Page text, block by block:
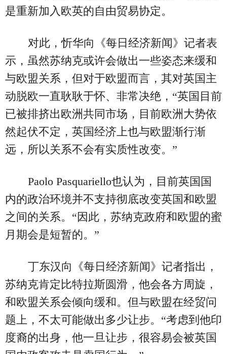
是重新加入欧英的自由贸易协定。
对此，忻华向《每日经济新闻》记者表
示，虽然苏纳克或许会做出一些姿态来缓和
与欧盟关系，但对于欧盟而言，其对英国主
动脱欧一直耿耿于怀、非常决绝，“英国目前
已被排挤出欧洲共同市场，目前欧洲大势依
然起伏不定，英国经济上也与欧盟渐行渐
远，所以关系不会有实质性改变。”
Paolo Pasquariello也认为，目前英国国
内的政治环境并不支持彻底改变英国和欧盟
之间的关系。“因此，苏纳克政府和欧盟的蜜
月期会是短暂的。”
丁东汉向《每日经济新闻》记者指出，
苏纳克肯定比特拉斯圆滑，他会各方周旋，
和欧盟关系会倾向缓和。但与欧盟在经贸问
题上，不太可能做出多少让步。“考虑到他印
度裔的出身，他一旦让步，很容易会被英国